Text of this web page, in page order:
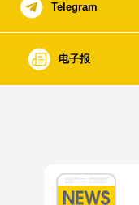
Telegram
电子报